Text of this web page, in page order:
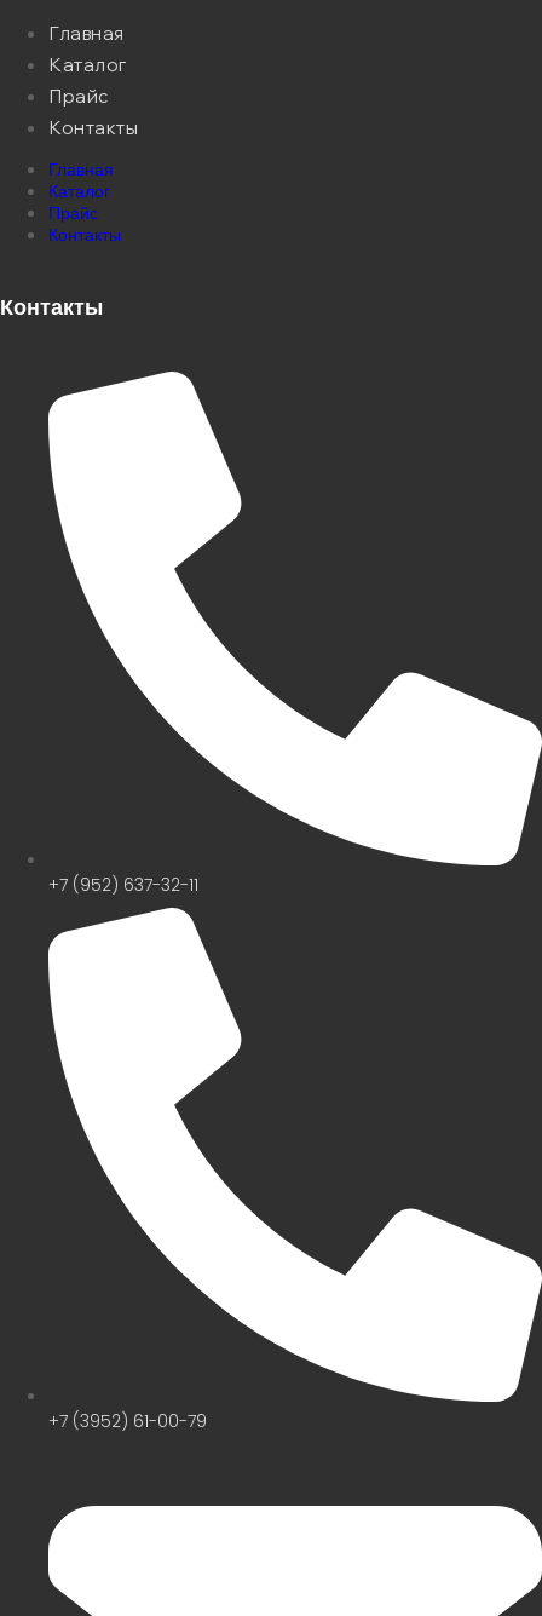
Главная
Каталог
Прайс
Контакты
Главная
Каталог
Прайс
Контакты
Контакты
+7 (952) 637-32-11
+7 (3952) 61-00-79